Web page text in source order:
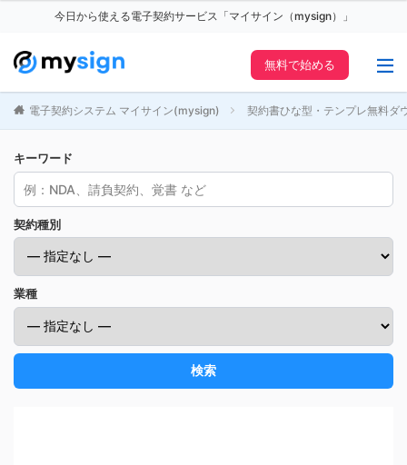
今日から使える電子契約サービス「マイサイン（mysign）」
無料で始める
電子契約システム マイサイン(mysign) 契約書ひな型・テンプレ無料ダ
キーワード
契約種別
業種
検索